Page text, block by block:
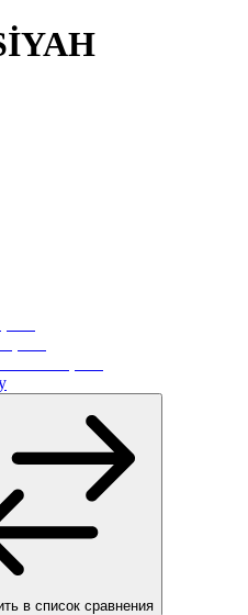
в список сравнения